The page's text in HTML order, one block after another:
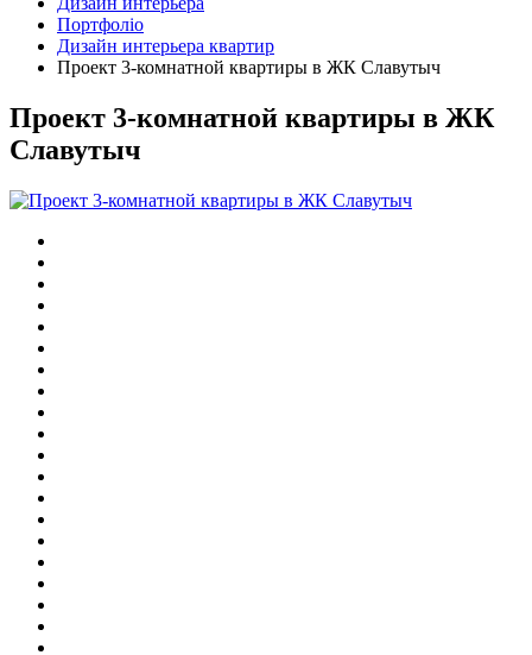
Портфоліо
Дизайн интерьера квартир
Проект 3-комнатной квартиры в ЖК Славутыч
Проект 3-комнатной квартиры в ЖК
Славутыч